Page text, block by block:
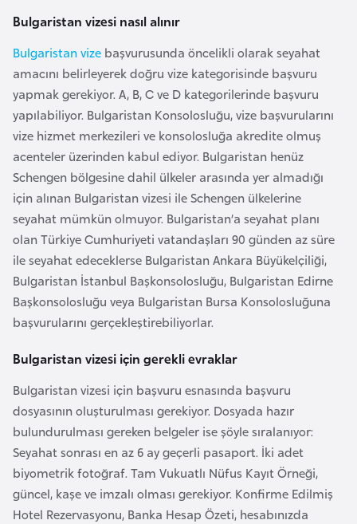
Bulgaristan vizesi nasıl alınır
Bulgaristan vize başvurusunda öncelikli olarak seyahat
amacını belirleyerek doğru vize kategorisinde başvuru
yapmak gerekiyor. A, B, C ve D kategorilerinde başvuru
yapılabiliyor. Bulgaristan Konsolosluğu, vize başvurularını
vize hizmet merkezileri ve konsolosluğa akredite olmuş
acenteler üzerinden kabul ediyor. Bulgaristan henüz
Schengen bölgesine dahil ülkeler arasında yer almadığı
için alınan Bulgaristan vizesi ile Schengen ülkelerine
seyahat mümkün olmuyor. Bulgaristan’a seyahat planı
olan Türkiye Cumhuriyeti vatandaşları 90 günden az süre
ile seyahat edeceklerse Bulgaristan Ankara Büyükelçiliği,
Bulgaristan İstanbul Başkonsolosluğu, Bulgaristan Edirne
Başkonsolosluğu veya Bulgaristan Bursa Konsolosluğuna
başvurularını gerçekleştirebiliyorlar.
Bulgaristan vizesi için gerekli evraklar
Bulgaristan vizesi için başvuru esnasında başvuru
dosyasının oluşturulması gerekiyor. Dosyada hazır
bulundurulması gereken belgeler ise şöyle sıralanıyor:
Seyahat sonrası en az 6 ay geçerli pasaport. İki adet
biyometrik fotoğraf. Tam Vukuatlı Nüfus Kayıt Örneği,
güncel, kaşe ve imzalı olması gerekiyor. Konfirme Edilmiş
Hotel Rezervasyonu, Banka Hesap Özeti, hesabınızda
h
r
e
y
n
B
a
n
g
l
a
d
e
ş
B
e
l
a
r
u
s